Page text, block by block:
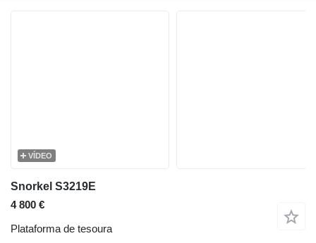
VÍDEO
Snorkel S3219E
4 800 €
Plataforma de tesoura